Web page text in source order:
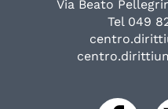
Via Beato
Tel 049